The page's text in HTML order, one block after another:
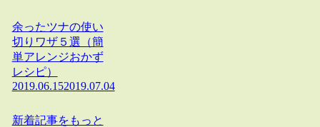
余ったツナの使い
切りワザ５選（簡
単アレンジおかず
レシピ）
2019.06.152019.07.04
新着記事をもっと